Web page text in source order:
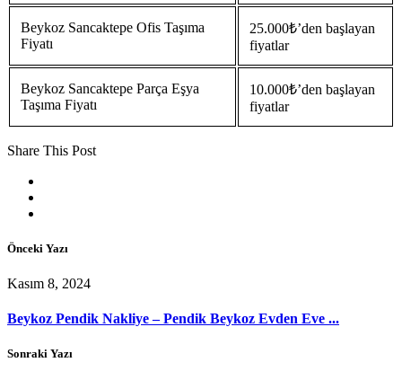
Beykoz Sancaktepe Ofis Taşıma
Fiyatı
25.000₺’den başlayan
fiyatlar
Beykoz Sancaktepe Parça Eşya
Taşıma Fiyatı
10.000₺’den başlayan
fiyatlar
Share This Post
Önceki Yazı
Kasım 8, 2024
Beykoz Pendik Nakliye – Pendik Beykoz Evden Eve ...
Sonraki Yazı